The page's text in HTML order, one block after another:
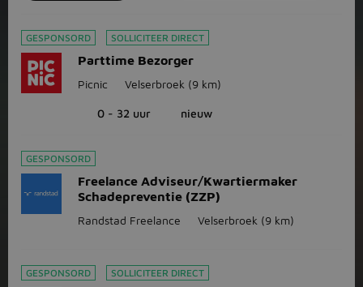
GESPONSORD SOLLICITEER DIRECT
Parttime Bezorger
Picnic Velserbroek (9 km)
0 - 32 uur nieuw
GESPONSORD
Freelance Adviseur/Kwartiermaker
Schadepreventie (ZZP)
Randstad Freelance Velserbroek (9 km)
GESPONSORD SOLLICITEER DIRECT